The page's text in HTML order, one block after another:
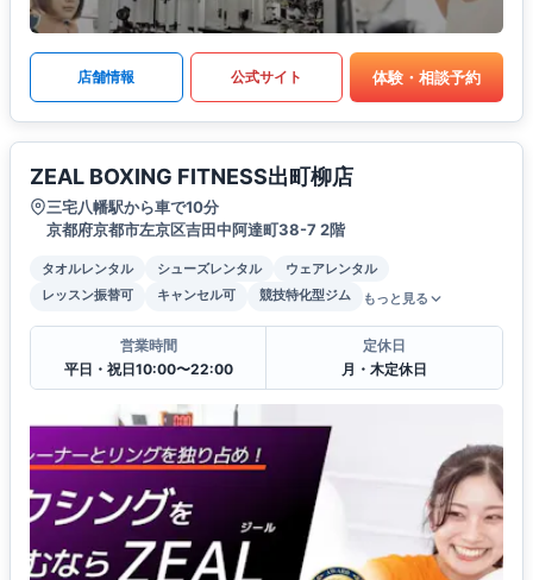
店舗情報 公式サイト 体験・相談予約
ZEAL BOXING FITNESS出町柳店
三宅八幡駅から車で10分
京都府京都市左京区吉田中阿達町38-7 2階
タオルレンタル シューズレンタル
ウェアレンタル
レッスン振替可
キャンセル可 競技特化型ジム もっと見る
営業時間
平日・祝日10:00〜22:00
定休日
月・木定休日